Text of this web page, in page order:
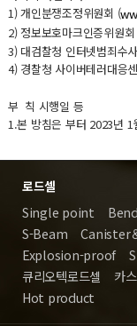
1) 개인분쟁조정위원회 (
2) 정보보호마크인증위원
3) 대검찰청 인터넷범죄
4) 경찰청 사이버테러대응
부 칙 시행일 등
1.본 방침은 부터 2023년
로드셀
Single point
S-Beam
Canister
Explosion-proof
큐리오텍로드셀
카
Hot product